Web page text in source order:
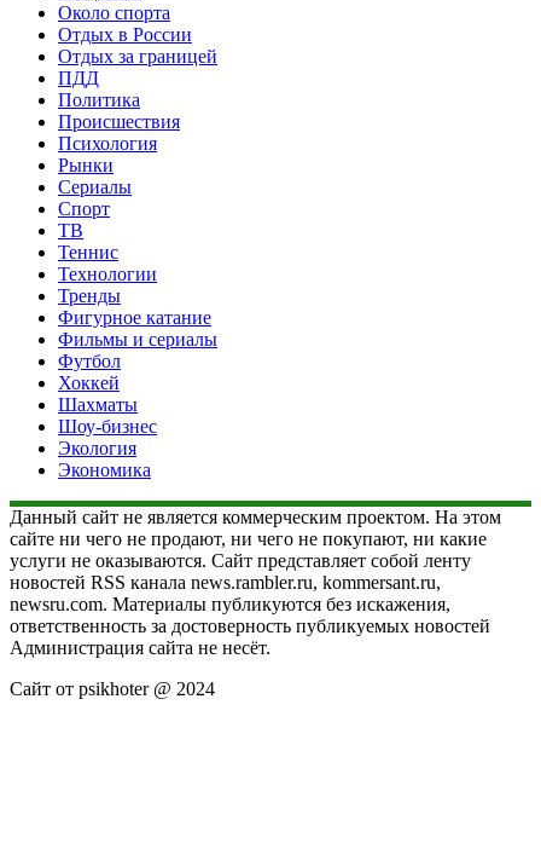
Около спорта
Отдых в России
Отдых за границей
ПДД
Политика
Происшествия
Психология
Рынки
Сериалы
Спорт
ТВ
Теннис
Технологии
Тренды
Фигурное катание
Фильмы и сериалы
Футбол
Хоккей
Шахматы
Шоу-бизнес
Экология
Экономика
Данный сайт не является коммерческим проектом. На этом
сайте ни чего не продают, ни чего не покупают, ни какие
услуги не оказываются. Сайт представляет собой ленту
новостей RSS канала news.rambler.ru, kommersant.ru,
newsru.com. Материалы публикуются без искажения,
ответственность за достоверность публикуемых новостей
Администрация сайта не несёт.
Сайт от psikhoter @ 2024